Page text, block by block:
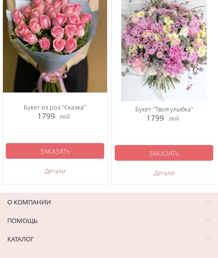
Букет из роз "Сказка"
1799 лей
Детали
ЗАКАЗАТЬ
Букет "Твоя улыбка"
1799 лей
Детали
ЗАКАЗАТЬ
О КОМПАНИИ
ПОМОЩЬ
КАТАЛОГ